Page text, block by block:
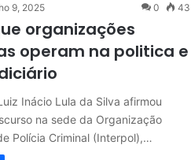
9, 2025 0 43
organizações
operam na politica e
Inácio Lula da Silva afirmou
na sede da Organização
Polícia Criminal (Interpol),…